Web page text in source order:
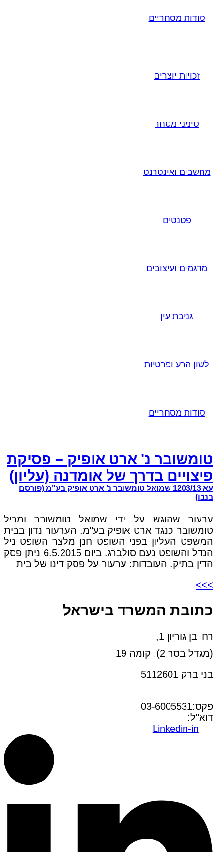
סודות מסחריים
זכויות יוצרים
סימני מסחר
מחשבים ואינטרנט
פטנטים
מדגמים ועיצובים
גניבת עין
לשון הרע ופרטיות
סודות מסחריים
טומשובר נ' ארט אופיק – פסיקת
פיצויים בדרך של אומדנה (עליון)
עא 1203/13 שמואל טומשובר נ' ארט אופיק בע"מ (פורסם
בנבו)
ערעור שהוגש על ידי שמואל טומשובר ומריל
טומשובר כנגד ארט אופיק בע"מ. הערעור נדון בבית
המשפט העליון בפני השופט חנן מלצר השופט ניל
הנדל והשופט נעם סולברג. ביום 6.5.2015 ניתן פסק
הדין בתיק. העובדות: ערעור על פסק דינו של בית
>>>
כתובת המשרד בישראל
רח' בן גוריון 1,
(מגדל בסר 2), קומה 19
בני ברק 5112601
פקס:03-6005531
דוא"ל:
Linkedin-in